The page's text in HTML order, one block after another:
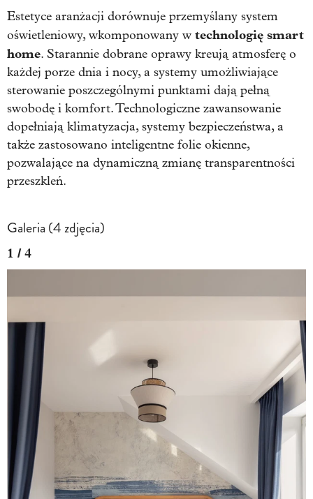
Estetyce aranżacji dorównuje przemyślany system
oświetleniowy, wkomponowany w technologię smart
home. Starannie dobrane oprawy kreują atmosferę o
każdej porze dnia i nocy, a systemy umożliwiające
sterowanie poszczególnymi punktami dają pełną
swobodę i komfort. Technologiczne zawansowanie
dopełniają klimatyzacja, systemy bezpieczeństwa, a
także zastosowano inteligentne folie okienne,
pozwalające na dynamiczną zmianę transparentności
przeszkleń.
Galeria (4 zdjęcia)
1 / 4